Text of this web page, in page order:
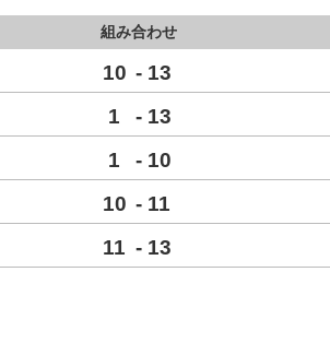
組み合わせ
10 - 13
1 - 13
1 - 10
10 - 11
11 - 13